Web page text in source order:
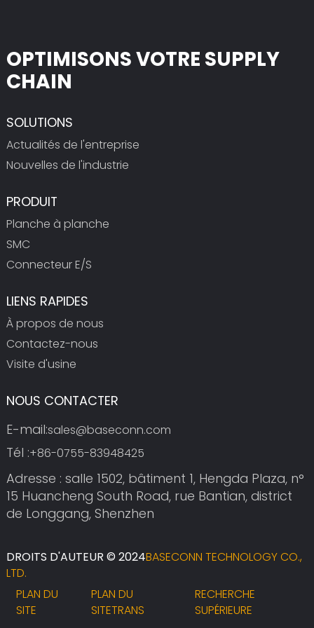
OPTIMISONS VOTRE SUPPLY
CHAIN
SOLUTIONS
Actualités de l'entreprise
Nouvelles de l'industrie
PRODUIT
Planche à planche
SMC
Connecteur E/S
LIENS RAPIDES
À propos de nous
Contactez-nous
Visite d'usine
NOUS CONTACTER
E-mail:sales@baseconn.com
Tél :+86-0755-83948425
Adresse : salle 1502, bâtiment 1, Hengda Plaza, n°
15 Huancheng South Road, rue Bantian, district
de Longgang, Shenzhen
DROITS D'AUTEUR © 2024BASECONN TECHNOLOGY CO.,
LTD.
PLAN DU
SITE
PLAN DU
SITETRANS
RECHERCHE
SUPÉRIEURE